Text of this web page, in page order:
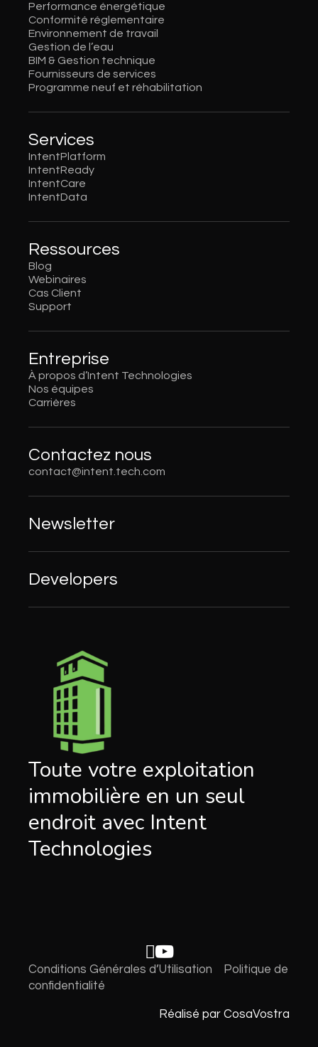
Performance énergétique
Conformité réglementaire
Environnement de travail
Gestion de l’eau
BIM & Gestion technique
Fournisseurs de services
Programme neuf et réhabilitation
Services
IntentPlatform
IntentReady
IntentCare
IntentData
Ressources
Blog
Webinaires
Cas Client
Support
Entreprise
À propos d’Intent Technologies
Nos équipes
Carrières
Contactez nous
contact@intent.tech.com
Newsletter
Developers
Toute votre exploitation
immobilière en un seul
endroit avec Intent
Technologies
Conditions Générales d’Utilisation
Politique de
confidentialité
Réalisé par CosaVostra